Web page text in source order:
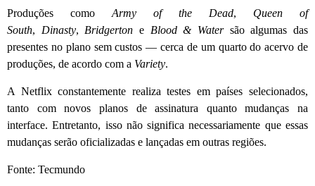
Produções como Army of the Dead, Queen of
South, Dinasty, Bridgerton e Blood & Watersão algumas das
presentes no plano sem custos — cerca de um quarto do acervo de
produções, de acordo com a Variety.
A Netflix constantemente realiza testes em países selecionados,
tanto com novos planos de assinatura quanto mudanças na
interface. Entretanto, isso não significa necessariamente que essas
mudanças serão oficializadas e lançadas em outras regiões.
Fonte: Tecmundo